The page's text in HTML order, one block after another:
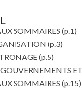
SOMMAIRES (p.1)
(p.3)
(p.5)
GOUVERNEMENTS
SOMMAIRES (p.15)